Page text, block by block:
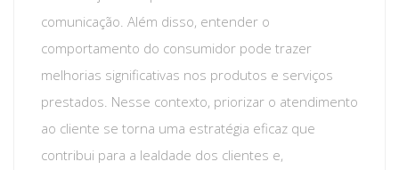
comunicação. Além disso, entender o
comportamento do consumidor pode trazer
melhorias significativas nos produtos e serviços
prestados. Nesse contexto, priorizar o atendimento
ao cliente se torna uma estratégia eficaz que
contribui para a lealdade dos clientes e,